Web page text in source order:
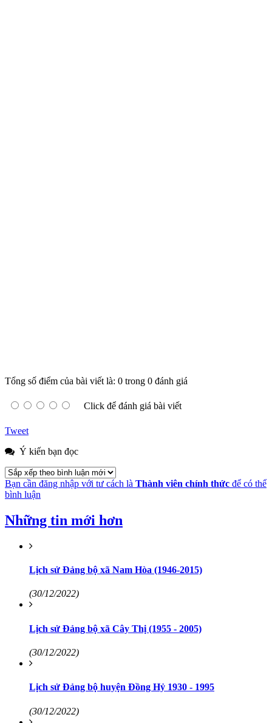
Tổng số điểm của bài viết là: 0 trong 0 đánh giá
Click để đánh giá bài viết
Tweet
Ý kiến bạn đọc
Bạn cần đăng nhập với tư cách là Thành viên chính thức để có thể
bình luận
Những tin mới hơn
Lịch sử Đảng bộ xã Nam Hòa (1946-2015)
(30/12/2022)
Lịch sử Đảng bộ xã Cây Thị (1955 - 2005)
(30/12/2022)
Lịch sử Đảng bộ huyện Đồng Hỷ 1930 - 1995
(30/12/2022)